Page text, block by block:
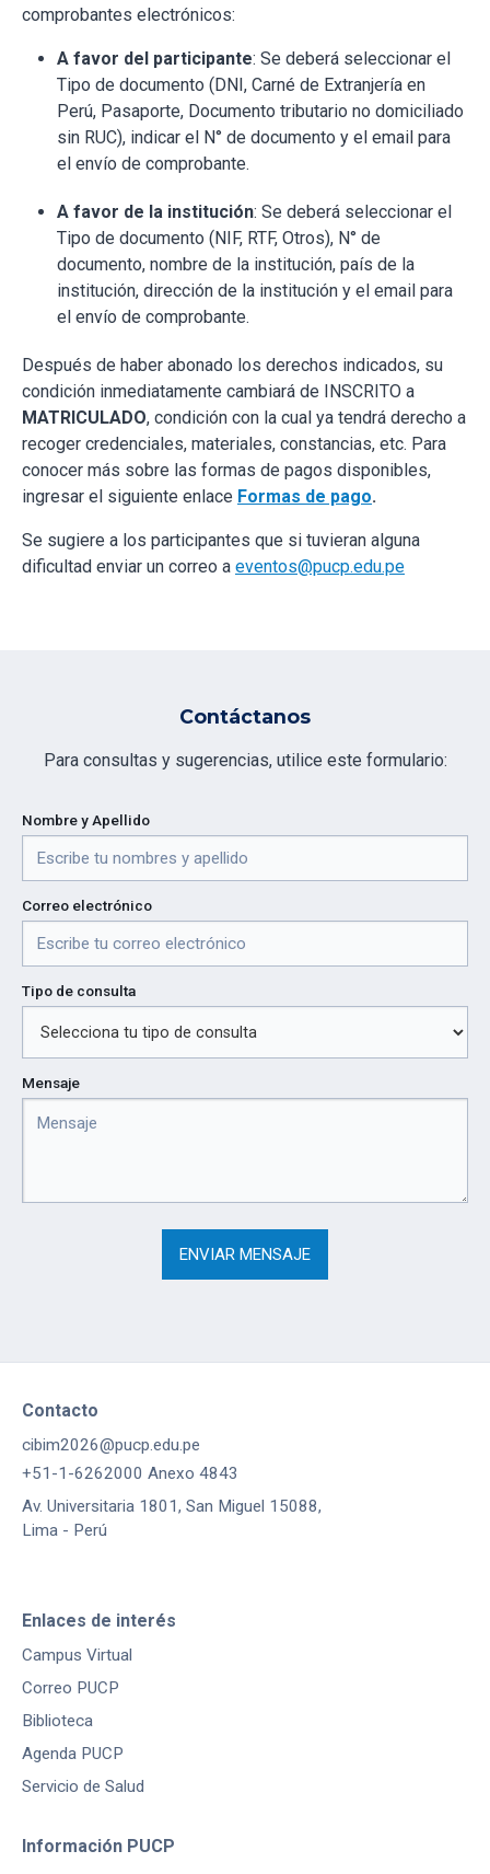
comprobantes electrónicos:
A favor del participante: Se deberá seleccionar el
Tipo de documento (DNI, Carné de Extranjería en
Perú, Pasaporte, Documento tributario no domiciliado
sin RUC), indicar el N° de documento y el email para
el envío de comprobante.
A favor de la institución: Se deberá seleccionar el
Tipo de documento (NIF, RTF, Otros), N° de
documento, nombre de la institución, país de la
institución, dirección de la institución y el email para
el envío de comprobante.
Después de haber abonado los derechos indicados, su
condición inmediatamente cambiará de INSCRITO a
MATRICULADO, condición con la cual ya tendrá derecho a
recoger credenciales, materiales, constancias, etc. Para
conocer más sobre las formas de pagos disponibles,
ingresar el siguiente enlace Formas de pago.
Se sugiere a los participantes que si tuvieran alguna
dificultad enviar un correo a eventos@pucp.edu.pe
Contáctanos
Para consultas y sugerencias, utilice este formulario:
Nombre y Apellido
Correo electrónico
Tipo de consulta
Mensaje
Contacto
cibim2026@pucp.edu.pe
+51-1-6262000 Anexo 4843
Av. Universitaria 1801, San Miguel 15088,
Lima - Perú
Enlaces de interés
Campus Virtual
Correo PUCP
Biblioteca
Agenda PUCP
Servicio de Salud
Información PUCP